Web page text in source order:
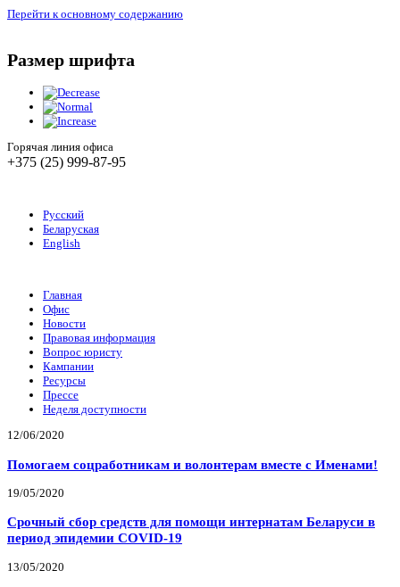
Перейти к основному содержанию
Размер шрифта
Горячая линия офиса
+375 (25) 999-87-95
Русский
Беларуская
English
Главная
Офис
Новости
Правовая информация
Вопрос юристу
Кампании
Ресурсы
Прессе
Неделя доступности
12/06/2020
Помогаем соцработникам и волонтерам вместе с Именами!
19/05/2020
Срочный сбор средств для помощи интернатам Беларуси в
период эпидемии COVID-19
13/05/2020